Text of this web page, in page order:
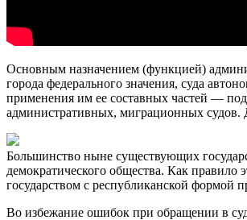
Основным назначением (функцией)
города федерального значения, суда
применения им ее составных частей —
административных, миграционных судов.
Большинство ныне существующих
демократического общества. Как правило
государством с республиканской формой
Во избежание ошибок при обращении в